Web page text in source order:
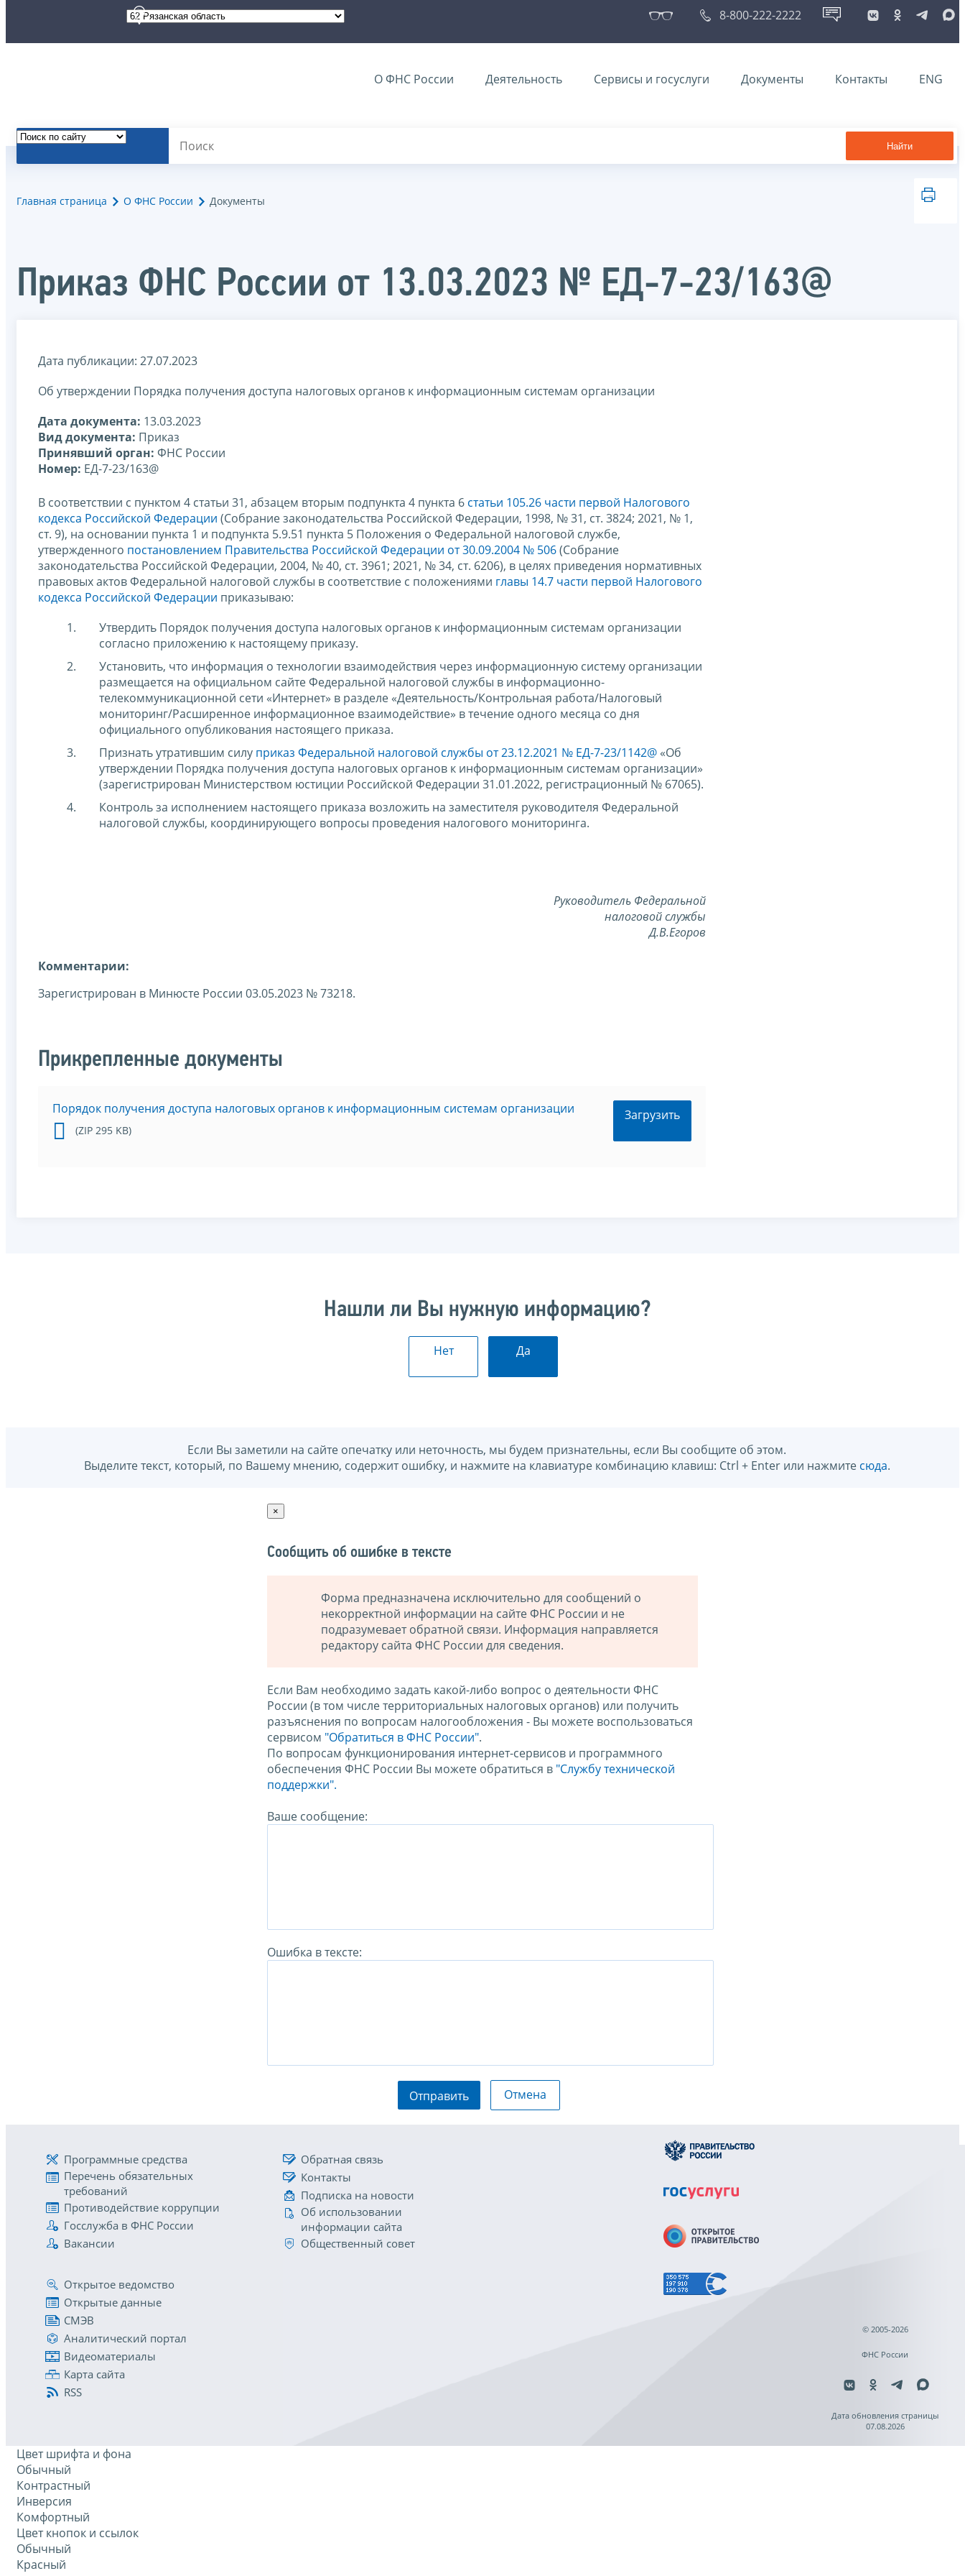
8-800-222-2222
О ФНС России Деятельность Сервисы и госуслуги Документы Контакты ENG
Найти
Главная страница О ФНС России Документы
Приказ ФНС России от 13.03.2023 № ЕД-7-23/163@
Дата публикации: 27.07.2023
Об утверждении Порядка получения доступа налоговых органов к информационным системам организации
Дата документа: 13.03.2023
Вид документа: Приказ
Принявший орган: ФНС России
Номер: ЕД-7-23/163@
В соответствии с пунктом 4 статьи 31, абзацем вторым подпункта 4 пункта 6 статьи 105.26 части первой Налогового
кодекса Российской Федерации (Собрание законодательства Российской Федерации, 1998, № 31, ст. 3824; 2021, № 1,
ст. 9), на основании пункта 1 и подпункта 5.9.51 пункта 5 Положения о Федеральной налоговой службе,
утвержденного постановлением Правительства Российской Федерации от 30.09.2004 № 506(Собрание
законодательства Российской Федерации, 2004, № 40, ст. 3961; 2021, № 34, ст. 6206), в целях приведения нормативных
правовых актов Федеральной налоговой службы в соответствие с положениями главы 14.7 части первой Налогового
кодекса Российской Федерации приказываю:
Утвердить Порядок получения доступа налоговых органов к информационным системам организации
согласно приложению к настоящему приказу.
Установить, что информация о технологии взаимодействия через информационную систему организации
размещается на официальном сайте Федеральной налоговой службы в информационно-
телекоммуникационной сети «Интернет» в разделе «Деятельность/Контрольная работа/Налоговый
мониторинг/Расширенное информационное взаимодействие» в течение одного месяца со дня
официального опубликования настоящего приказа.
Признать утратившим силу приказ Федеральной налоговой службы от 23.12.2021 № ЕД-7-23/1142@ «Об
утверждении Порядка получения доступа налоговых органов к информационным системам организации»
(зарегистрирован Министерством юстиции Российской Федерации 31.01.2022, регистрационный № 67065).
Контроль за исполнением настоящего приказа возложить на заместителя руководителя Федеральной
налоговой службы, координирующего вопросы проведения налогового мониторинга.
Руководитель Федеральной
налоговой службы
Д.В.Егоров
Комментарии:
Зарегистрирован в Минюсте России 03.05.2023 № 73218.
Прикрепленные документы
Порядок получения доступа налоговых органов к информационным системам организации
(ZIP 295 KB)
Загрузить
Нашли ли Вы нужную информацию?
Нет Да
Если Вы заметили на сайте опечатку или неточность, мы будем признательны, если Вы сообщите об этом.
Выделите текст, который, по Вашему мнению, содержит ошибку, и нажмите на клавиатуре комбинацию клавиш: Ctrl + Enter или нажмите сюда.
×
Сообщить об ошибке в тексте
Форма предназначена исключительно для сообщений о
некорректной информации на сайте ФНС России и не
подразумевает обратной связи. Информация направляется
редактору сайта ФНС России для сведения.
Если Вам необходимо задать какой-либо вопрос о деятельности ФНС
России (в том числе территориальных налоговых органов) или получить
разъяснения по вопросам налогообложения - Вы можете воспользоваться
сервисом "Обратиться в ФНС России".
По вопросам функционирования интернет-сервисов и программного
обеспечения ФНС России Вы можете обратиться в "Службу технической
поддержки".
Ваше сообщение:
Ошибка в тексте:
Отправить Отмена
Программные средства
Перечень обязательных
требований
Противодействие коррупции
Госслужба в ФНС России
Вакансии
Обратная связь
Контакты
Подписка на новости
Об использовании
информации сайта
Общественный совет
Открытое ведомство
Открытые данные
СМЭВ
Аналитический портал
Видеоматериалы
Карта сайта
RSS
© 2005-2026
ФНС России
Дата обновления страницы
07.08.2026
Цвет шрифта и фона
Обычный
Контрастный
Инверсия
Комфортный
Цвет кнопок и ссылок
Обычный
Красный